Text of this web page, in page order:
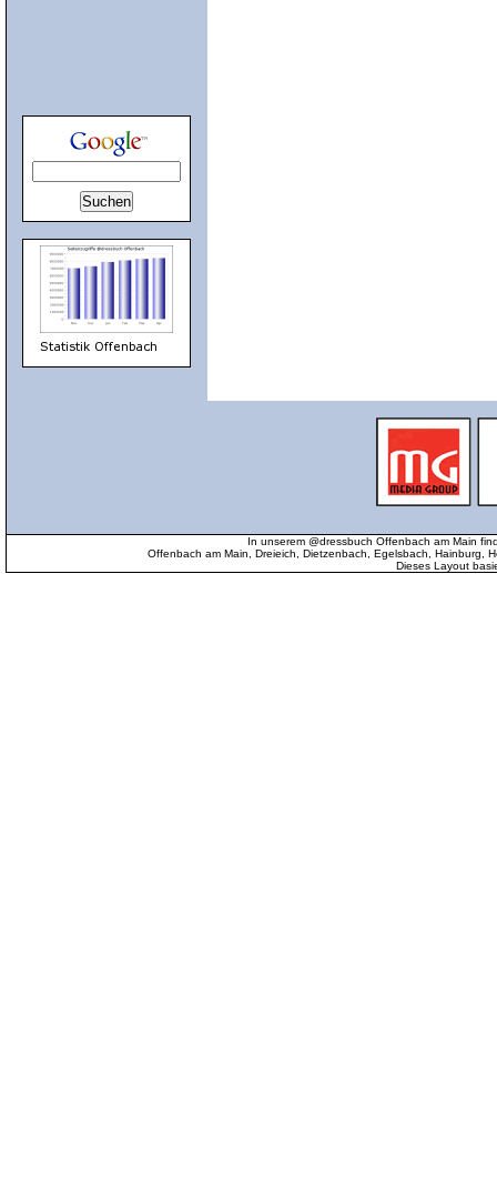
In unserem @dressbuch Offenbach am Main
Offenbach am Main, Dreieich, Dietzenbach, Egelsbach, Hainburg,
Dieses Layout